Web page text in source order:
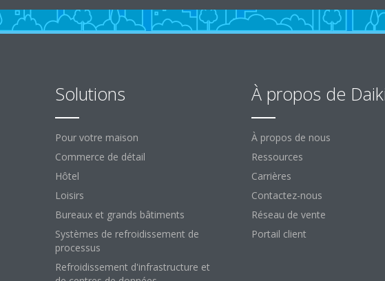
Solutions
Pour votre maison
Commerce de détail
Hôtel
Loisirs
Bureaux et grands bâtiments
Systèmes de refroidissement de
processus
Refroidissement d'infrastructure et
À propos de
À propos de nous
Ressources
Carrières
Contactez-nous
Réseau de vente
Portail client